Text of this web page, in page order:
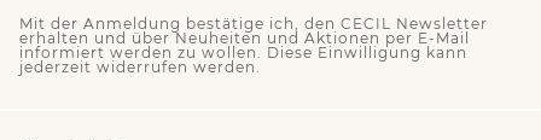
Mit der Anmeldung bestätige ich, den CECIL Newsletter
erhalten und über Neuheiten und Aktionen per E-Mail
informiert werden zu wollen. Diese Einwilligung kann
jederzeit widerrufen werden.